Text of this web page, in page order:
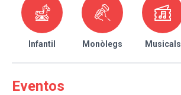
Infantil Monòlegs Musicals
Eventos